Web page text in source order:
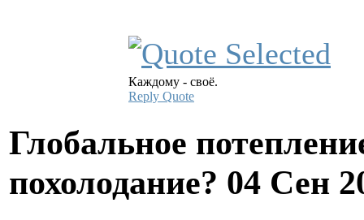
Каждому - своё.
Reply Quote
Глобальное
похолодание? 04 Сен